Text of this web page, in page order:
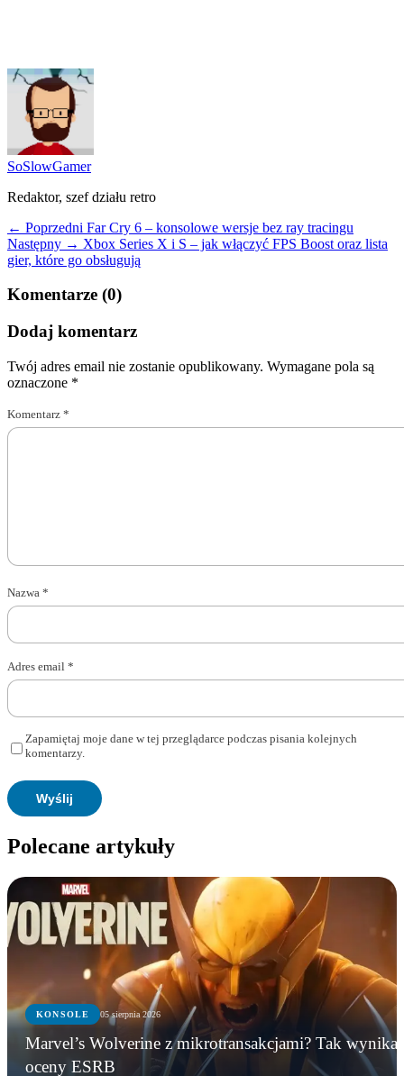
SoSlowGamer
Redaktor, szef działu retro
← Poprzedni Far Cry 6 – konsolowe wersje bez ray tracingu
Następny → Xbox Series X i S – jak włączyć FPS Boost oraz lista
gier, które go obsługują
Komentarze (0)
Dodaj komentarz
Twój adres email nie zostanie opublikowany. Wymagane pola są
oznaczone *
Komentarz *
Nazwa *
Adres email *
Zapamiętaj moje dane w tej przeglądarce podczas pisania kolejnych
komentarzy.
Polecane artykuły
KONSOLE 05 sierpnia 2026
Marvel’s Wolverine z mikrotransakcjami? Tak wynika
oceny ESRB